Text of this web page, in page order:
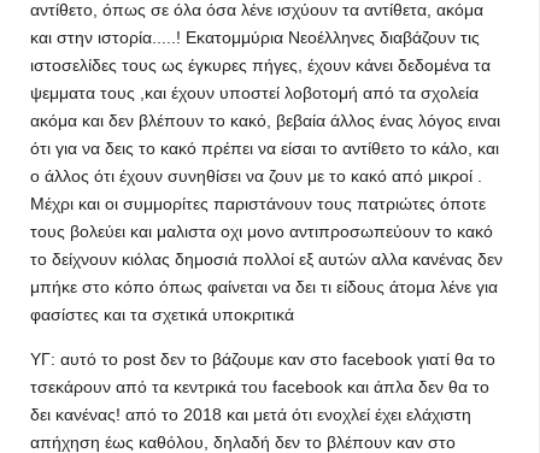
αντίθετο, όπως σε όλα όσα λένε ισχύουν τα αντίθετα, ακόμα
και στην ιστορία.....! Εκατομμύρια Νεοέλληνες διαβάζουν τις
ιστοσελίδες τους ως έγκυρες πήγες, έχουν κάνει δεδομένα τα
ψεμματα τους ,και έχουν υποστεί λοβοτομή από τα σχολεία
ακόμα και δεν βλέπουν το κακό, βεβαία άλλος ένας λόγος ειναι
ότι για να δεις το κακό πρέπει να είσαι το αντίθετο το κάλο, και
ο άλλος ότι έχουν συνηθίσει να ζουν με το κακό από μικροί .
Μέχρι και οι συμμορίτες παριστάνουν τους πατριώτες όποτε
τους βολεύει και μαλιστα οχι μονο αντιπροσωπεύουν το κακό
το δείχνουν κιόλας δημοσιά πολλοί εξ αυτών αλλα κανένας δεν
μπήκε στο κόπο όπως φαίνεται να δει τι είδους άτομα λένε για
φασίστες και τα σχετικά υποκριτικά
ΥΓ: αυτό το post δεν το βάζουμε καν στο facebook γιατί θα το
τσεκάρουν από τα κεντρικά του facebook και άπλα δεν θα το
δει κανένας! από το 2018 και μετά ότι ενοχλεί έχει ελάχιστη
απήχηση έως καθόλου, δηλαδή δεν το βλέπουν καν στο